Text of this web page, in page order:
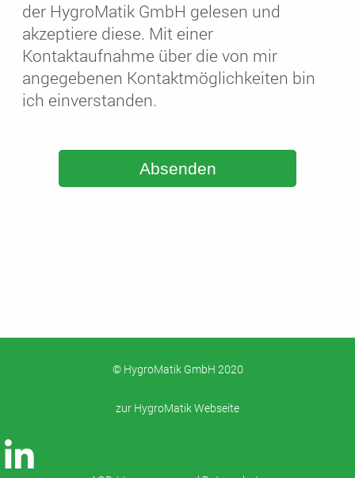
der HygroMatik GmbH gelesen und
akzeptiere diese. Mit einer
Kontaktaufnahme über die von mir
angegebenen Kontaktmöglichkeiten bin
ich einverstanden.
Absenden
© HygroMatik GmbH 2020
zur HygroMatik Webseite